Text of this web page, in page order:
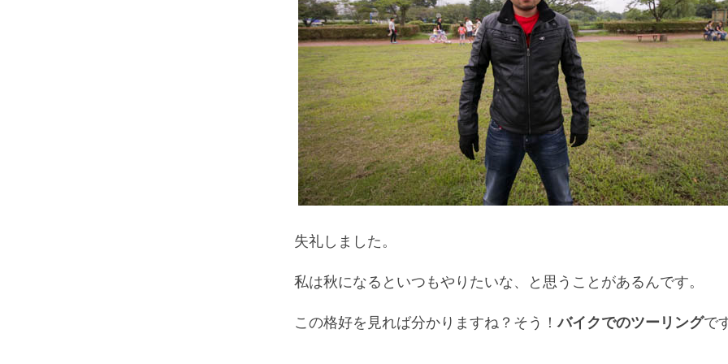
失礼しました。
私は秋になるといつもやりたいな、と思うことがあるんです。
この格好を見れば分かりますね？そう！バイクでのツーリングで